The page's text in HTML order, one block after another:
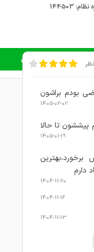
144503
دریافت نوبت اینترنتی
بودم براشون
1405-02-02
پیششون تا حالا
1405-01-19
دارم
1404-11-20
1404-11-16
1404-11-13